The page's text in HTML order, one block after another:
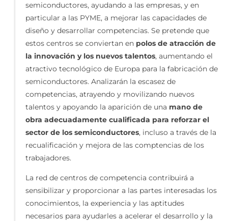
semiconductores, ayudando a las empresas, y en
particular a las PYME, a mejorar las capacidades de
diseño y desarrollar competencias. Se pretende que
estos centros se conviertan en polos de atracción de
la innovación y los nuevos talentos, aumentando el
atractivo tecnológico de Europa para la fabricación de
semiconductores. Analizarán la escasez de
competencias, atrayendo y movilizando nuevos
talentos y apoyando la aparición de una mano de
obra adecuadamente cualificada para reforzar el
sector de los semiconductores, incluso a través de la
recualificación y mejora de las comptencias de los
trabajadores.
La red de centros de competencia contribuirá a
sensibilizar y proporcionar a las partes interesadas los
conocimientos, la experiencia y las aptitudes
necesarios para ayudarles a acelerar el desarrollo y la